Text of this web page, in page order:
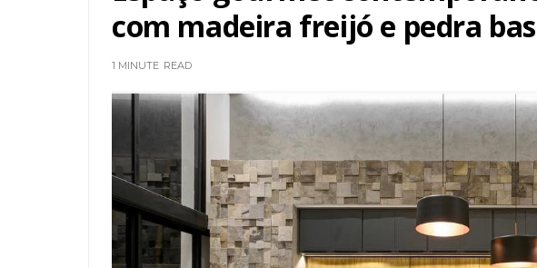
com madeira freijó e pedra
1 MINUTE READ